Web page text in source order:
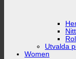
Utvalda
Women